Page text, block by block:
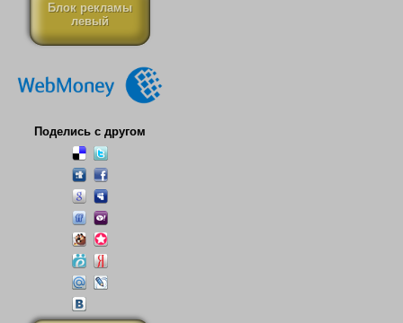
Блок рекламы
левый
Поделись с другом